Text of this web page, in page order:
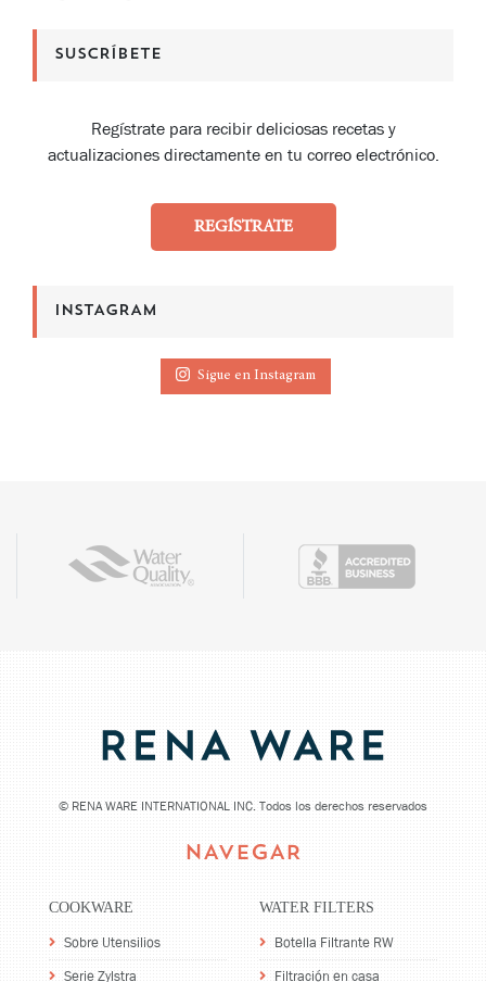
SUSCRÍBETE
Regístrate para recibir deliciosas recetas y
actualizaciones directamente en tu correo electrónico.
REGÍSTRATE
INSTAGRAM
Sigue en Instagram
© RENA WARE INTERNATIONAL INC. Todos los derechos reservados
NAVEGAR
COOKWARE
Sobre Utensilios
Serie Zylstra
WATER FILTERS
Botella Filtrante RW
Filtración en casa